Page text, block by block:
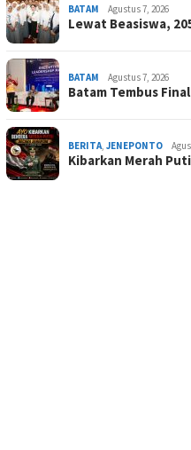
BATAM Agustus 7, 2026
Lewat Beasiswa,
BATAM Agustus 7, 2026
Batam Tembus
BERITA JENEPONTO
Kibarkan Merah